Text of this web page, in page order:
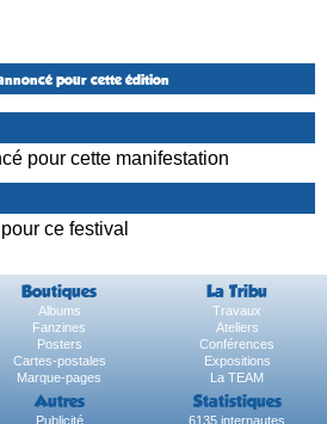
pour cette édition
pour cette manifestation
ce festival
Boutiques La Tribu
Albums
Travaux
Fanzines
Ateliers
Posters
Conférences
Cartes-postales
Expositions
Marque-pages La TEAM
Autres Statistiques
Publicité 6135 internautes